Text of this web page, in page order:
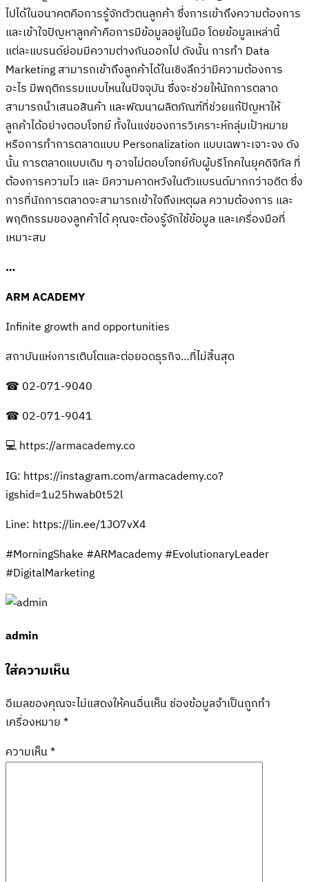
ไปได้ในอนาคตคือการรู้จักตัวตนลูกค้า ซึ่งการเข้าถึงความต้องการ
และเข้าใจปัญหาลูกค้าคือการมีข้อมูลอยู่ในมือ โดยข้อมูลเหล่านี้
แต่ละแบรนด์ย่อมมีความต่างกันออกไป ดังนั้น การทำ Data
Marketing สามารถเข้าถึงลูกค้าได้ในเชิงลึกว่ามีความต้องการ
อะไร มีพฤติกรรมแบบไหนในปัจจุบัน ซึ่งจะช่วยให้นักการตลาด
สามารถนำเสนอสินค้า และพัฒนาผลิตภัณฑ์ที่ช่วยแก้ปัญหาให้
ลูกค้าได้อย่างตอบโจทย์ ทั้งในแง่ของการวิเคราะห์กลุ่มเป้าหมาย
หรือการทำการตลาดแบบ Personalization แบบเฉพาะเจาะจง ดัง
นั้น การตลาดแบบเดิม ๆ อาจไม่ตอบโจทย์กับผู้บริโภคในยุคดิจิทัล ที่
ต้องการความไว และ มีความคาดหวังในตัวแบรนด์มากกว่าอดีต ซึ่ง
การที่นักการตลาดจะสามารถเข้าใจถึงเหตุผล ความต้องการ และ
พฤติกรรมของลูกค้าได้ คุณจะต้องรู้จักใช้ข้อมูล และเครื่องมือที่
เหมาะสม
…
ARM ACADEMY
Infinite growth and opportunities
สถาบันแห่งการเติบโตและต่อยอดธุรกิจ…ที่ไม่สิ้นสุด
☎ 02-071-9040
☎ 02-071-9041
💻 https://armacademy.co
IG: https://instagram.com/armacademy.co?
igshid=1u25hwab0t52l
Line: https://lin.ee/1JO7vX4
#MorningShake #ARMacademy #EvolutionaryLeader
#DigitalMarketing
admin
ใส่ความเห็น
อีเมลของคุณจะไม่แสดงให้คนอื่นเห็นช่องข้อมูลจำเป็นถูกทำ
เครื่องหมาย*
ความเห็น*